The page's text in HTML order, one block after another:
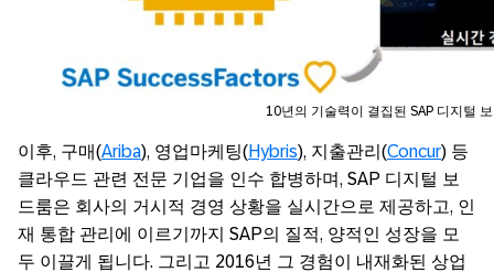
10년의 기술력이 결집된 SAP 디지털
이후, 구매(Ariba), 영업마케팅(Hybris), 지출관리(Concur) 등
클라우드 관련 전문 기업을 인수 합병하며, SAP 디지털 보
드룸은 회사의 거시적 경영 상황을 실시간으로 제공하고, 인
재 통합 관리에 이르기까지 SAP의 질적, 양적인 성장을 모
두 이끌게 됩니다. 그리고 2016년 그 경험이 내재화된 상업